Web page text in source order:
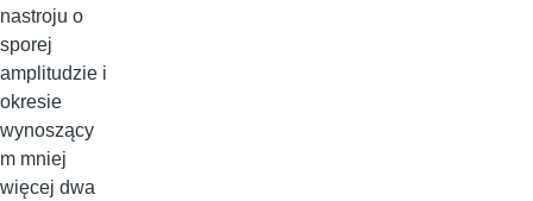
nastroju o
sporej
amplitudzie i
okresie
wynoszący
m mniej
więcej dwa